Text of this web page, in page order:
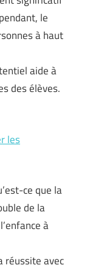
le
à haut
aide à
des élèves.
les
ce que la
de la
à
réussite avec